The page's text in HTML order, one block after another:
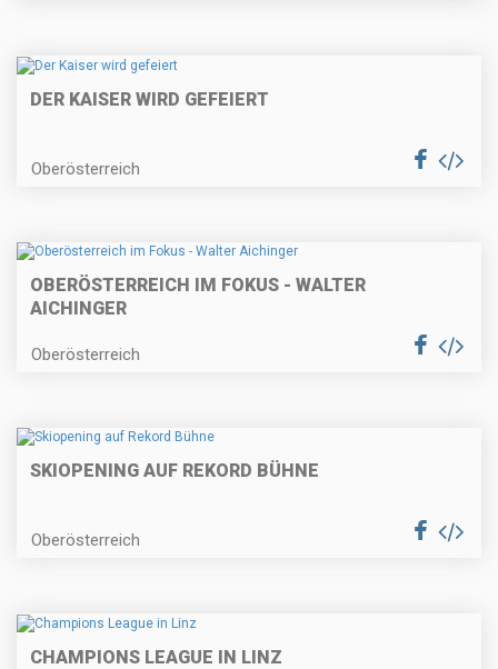
DER KAISER WIRD GEFEIERT
Oberösterreich
OBERÖSTERREICH IM FOKUS - WALTER
AICHINGER
Oberösterreich
SKIOPENING AUF REKORD BÜHNE
Oberösterreich
CHAMPIONS LEAGUE IN LINZ